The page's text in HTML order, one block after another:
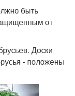
быть
от
Доски
- положены